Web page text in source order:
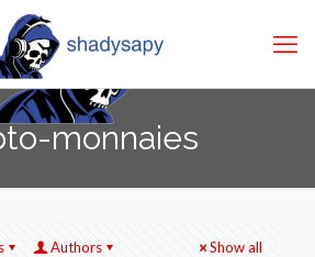
monnaies
Authors Show all